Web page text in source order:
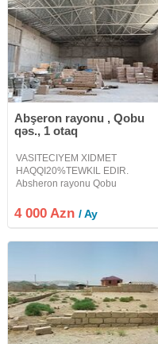
Abşeron rayonu , Qobu
qəs., 1 otaq
VASITECIYEM XIDMET
HAQQI20%TEWKIL EDIR.
Absheron rayonu Qobu
icareye verilir.Anbarin hundurluyu
ortalarda 12 metrdi.3faza iwiqi ve
4 000 Azn/ Ay